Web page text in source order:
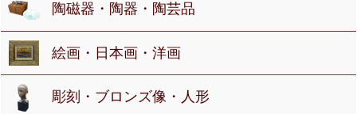
陶磁器・陶器・陶芸品
絵画・日本画・洋画
彫刻・ブロンズ像・人形